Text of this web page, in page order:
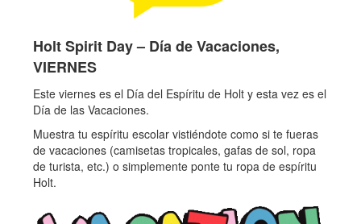
Holt Spirit Day – Día de Vacaciones,
VIERNES
Este viernes es el Día del Espíritu de Holt y esta vez es el
Día de las Vacaciones.
Muestra tu espíritu escolar vistiéndote como si te fueras
de vacaciones (camisetas tropicales, gafas de sol, ropa
de turista, etc.) o simplemente ponte tu ropa de espíritu
Holt.